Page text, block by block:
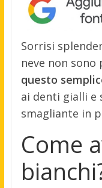
Sorrisi
neve non sono
questo
ai denti gialli e
smagliante in
Come